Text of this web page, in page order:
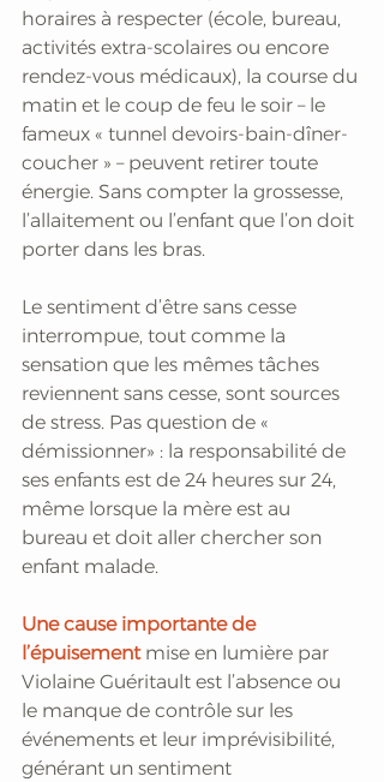
horaires à respecter (école, bureau,
activités extra-scolaires ou encore
rendez-vous médicaux), la course du
matin et le coup de feu le soir – le
fameux « tunnel devoirs-bain-dîner-
coucher » – peuvent retirer toute
énergie. Sans compter la grossesse,
l’allaitement ou l’enfant que l’on doit
porter dans les bras.
Le sentiment d’être sans cesse
interrompue, tout comme la
sensation que les mêmes tâches
reviennent sans cesse, sont sources
de stress. Pas question de «
démissionner» : la responsabilité de
ses enfants est de 24 heures sur 24,
même lorsque la mère est au
bureau et doit aller chercher son
enfant malade.
Une cause importante de
l’épuisement mise en lumière par
Violaine Guéritault est l’absence ou
le manque de contrôle sur les
événements et leur imprévisibilité,
générant un sentiment